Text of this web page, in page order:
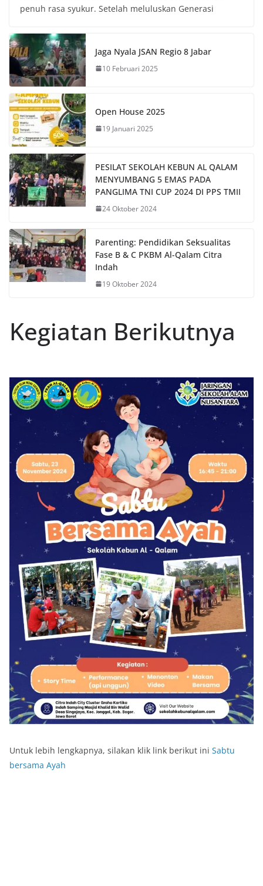
penuh rasa syukur. Setelah meluluskan Generasi
Jaga Nyala JSAN Regio 8 Jabar
10 Februari 2025
Open House 2025
19 Januari 2025
PESILAT SEKOLAH KEBUN AL QALAM
MENYUMBANG 5 EMAS PADA
PANGLIMA TNI CUP 2024 DI PPS TMII
24 Oktober 2024
Parenting: Pendidikan Seksualitas
Fase B & C PKBM Al-Qalam Citra
Indah
19 Oktober 2024
Kegiatan Berikutnya
Untuk lebih lengkapnya, silakan klik link berikut ini Sabtu
bersama Ayah